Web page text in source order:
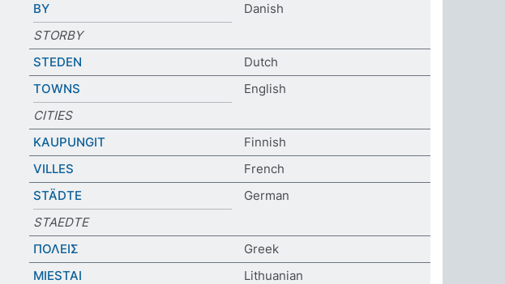
BY
Danish
STORBY
STEDEN
Dutch
TOWNS
English
CITIES
KAUPUNGIT
Finnish
VILLES
French
STÄDTE
German
STAEDTE
ΠΟΛΕΙΣ
Greek
MIESTAI
Lithuanian